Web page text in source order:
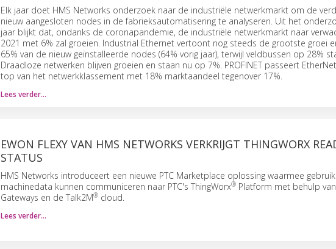
Elk jaar doet HMS Networks onderzoek naar de industriële netwerkmarkt om de
nieuw aangesloten nodes in de fabrieksautomatisering te analyseren. Uit het
jaar blijkt dat, ondanks de coronapandemie, de industriële netwerkmarkt naar
2021 met 6% zal groeien. Industrial Ethernet vertoont nog steeds de grootste groei
65% van de nieuw geïnstalleerde nodes (64% vorig jaar), terwijl veldbussen op 28%
Draadloze netwerken blijven groeien en staan nu op 7%. PROFINET passeert
top van het netwerkklassement met 18% marktaandeel tegenover 17%.
Lees verder…
EWON FLEXY VAN HMS NETWORKS VERKRIJGT THINGWORX
STATUS
HMS Networks introduceert een nieuwe PTC Marketplace oplossing waarmee
machinedata kunnen communiceren naar PTC's ThingWorx®Platform met behulp
Gateways en de Talk2M®cloud.
Lees verder…